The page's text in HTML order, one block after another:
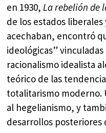
en 1930,La rebelión de
de los estados liberales
acechaban, encontró
ideológicas”
racionalismo idealista
teórico de las
totalitarismo moderno.
al hegelianismo, y
desarrollos posteriores